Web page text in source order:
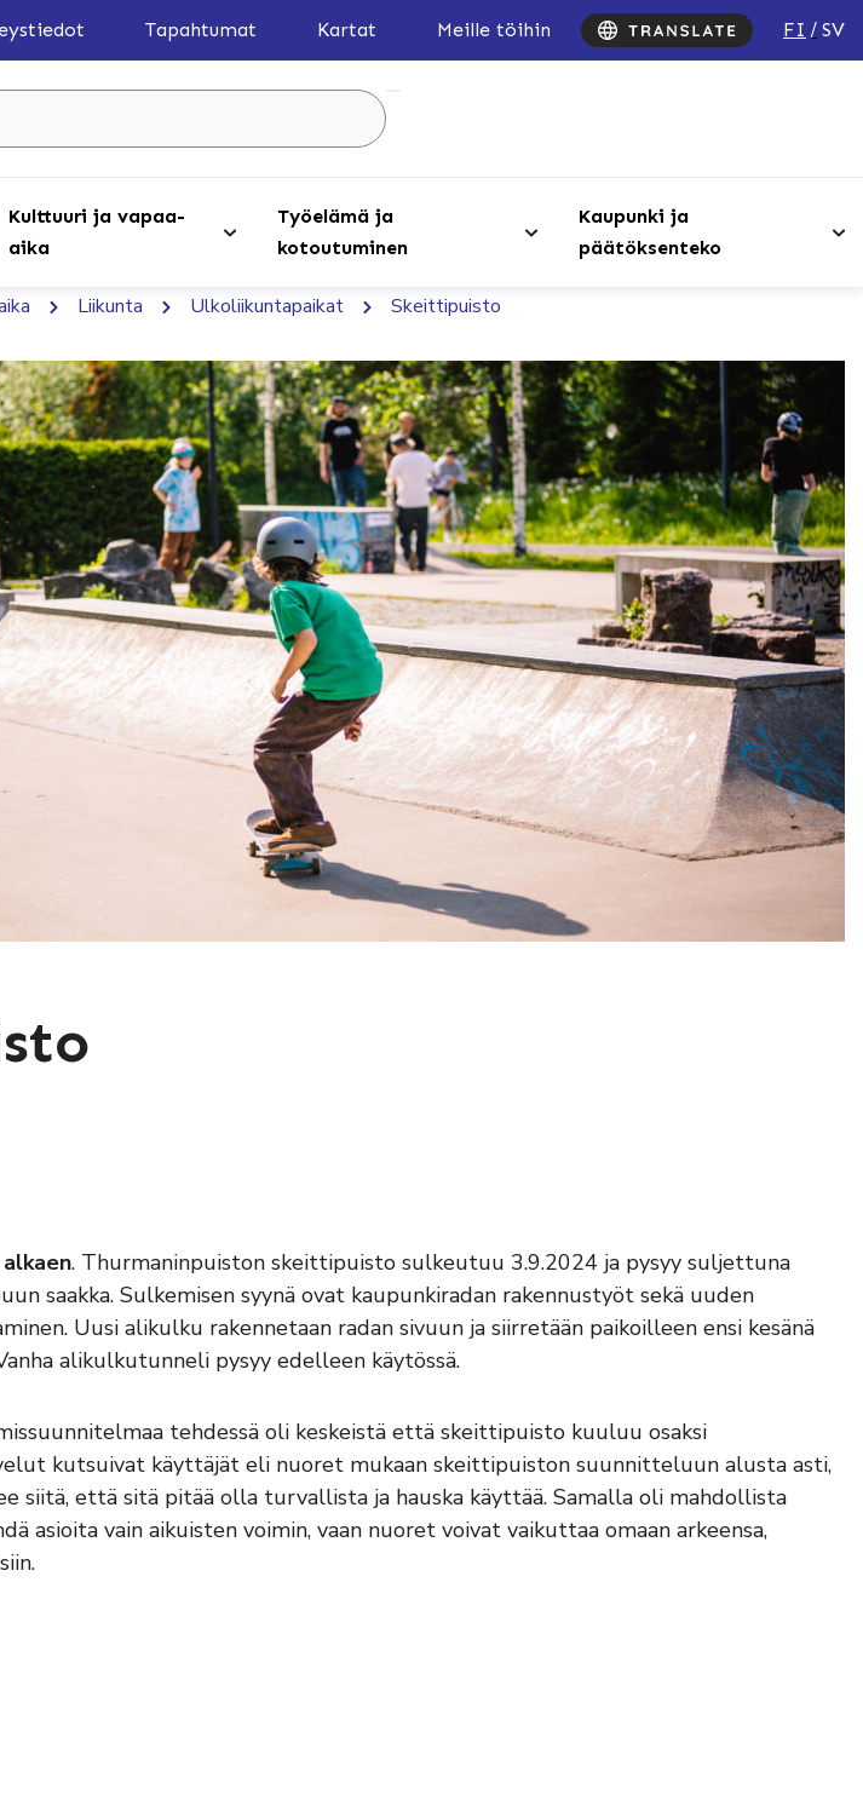
Tapahtumat Kartat Meille töihin FI SV
Kulttuuri ja vapaa-
aika
Työelämä ja
kotoutuminen
Kaupunki ja
päätöksenteko
Liikunta Ulkoliikuntapaikat Skeittipuisto
. Thurmaninpuiston skeittipuisto sulkeutuu 3.9.2024 ja pysyy suljettuna
saakka. Sulkemisen syynä ovat kaupunkiradan rakennustyöt sekä uuden
Uusi alikulku rakennetaan radan sivuun ja siirretään paikoilleen ensi kesänä
alikulkutunneli pysyy edelleen käytössä.
tehdessä oli keskeistä että skeittipuisto kuuluu osaksi
kutsuivat käyttäjät eli nuoret mukaan skeittipuiston suunnitteluun alusta asti,
siitä, että sitä pitää olla turvallista ja hauska käyttää. Samalla oli mahdollista
asioita vain aikuisten voimin, vaan nuoret voivat vaikuttaa omaan arkeensa,